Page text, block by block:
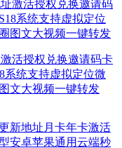
活授权兑换邀请码卡
系统支持虚拟定位微
文大视频一键转发